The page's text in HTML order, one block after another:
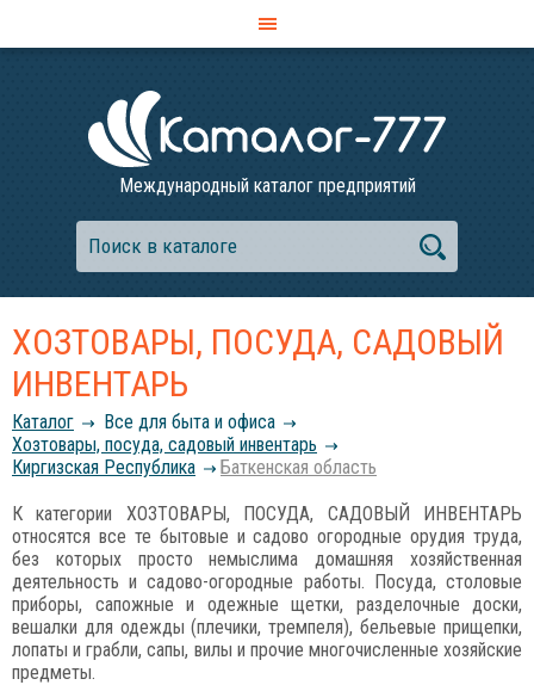
Международный каталог предприятий
ХОЗТОВАРЫ, ПОСУДА, САДОВЫЙ
ИНВЕНТАРЬ
Каталог
Все для быта и офиса
Хозтовары, посуда, садовый инвентарь
Киргизская Республика
Баткенская область
К категории ХОЗТОВАРЫ, ПОСУДА, САДОВЫЙ ИНВЕНТАРЬ
относятся все те бытовые и садово огородные орудия труда,
без которых просто немыслима домашняя хозяйственная
деятельность и садово-огородные работы. Посуда, столовые
приборы, сапожные и одежные щетки, разделочные доски,
вешалки для одежды (плечики, тремпеля), бельевые прищепки,
лопаты и грабли, сапы, вилы и прочие многочисленные хозяйские
предметы.